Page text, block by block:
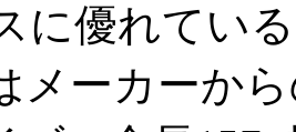
に優れてい
メーカーか